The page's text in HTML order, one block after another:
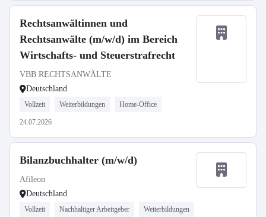
Rechtsanwältinnen und
Rechtsanwälte (m/w/d) im Bereich
Wirtschafts- und Steuerstrafrecht
VBB RECHTSANWÄLTE
Deutschland
Vollzeit Weiterbildungen Home-Office
24.07.2026
Bilanzbuchhalter (m/w/d)
Afileon
Deutschland
Vollzeit Nachhaltiger Arbeitgeber Weiterbildungen